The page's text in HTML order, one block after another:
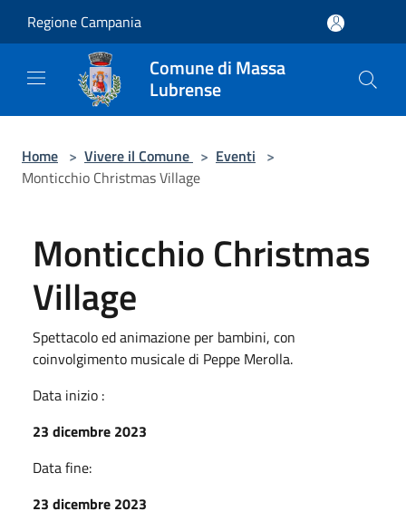
Regione Campania
Comune di Massa
Lubrense
Home > Vivere il Comune > Eventi >
Monticchio Christmas Village
Monticchio Christmas
Village
Spettacolo ed animazione per bambini, con
coinvolgimento musicale di Peppe Merolla.
Data inizio :
23 dicembre 2023
Data fine:
23 dicembre 2023